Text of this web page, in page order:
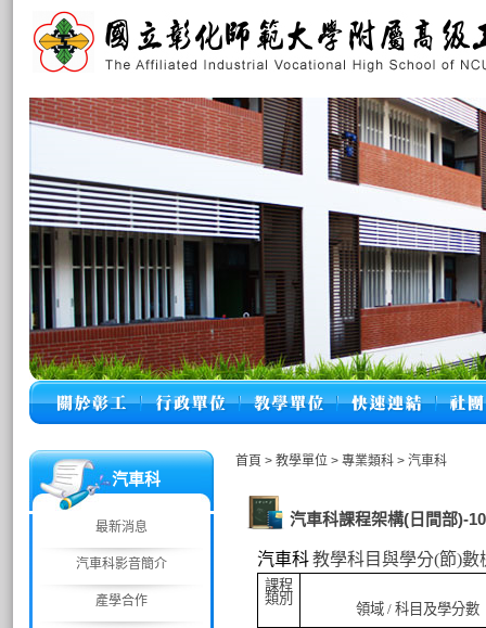
汽車科
最新消息
汽車科影音簡介
產學合作
首頁 > 教學單位 > 專業類科 > 汽車科
汽車科課程架構(日間部)-
汽車科教學科目與學分(節)數
課程
類別
領域 /科目及學分數